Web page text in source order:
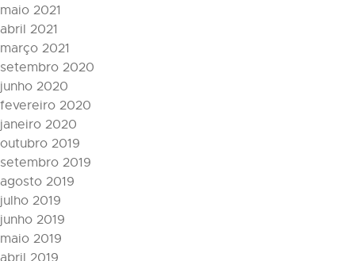
maio 2021
abril 2021
março 2021
setembro 2020
junho 2020
fevereiro 2020
janeiro 2020
outubro 2019
setembro 2019
agosto 2019
julho 2019
junho 2019
maio 2019
abril 2019